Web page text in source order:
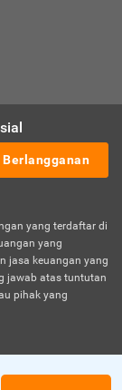
Berlangganan
yang terdaftar di
yang
jasa keuangan yang
jawab atas tuntutan
pihak yang